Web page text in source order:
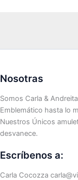
Nosotras
Somos Carla &
Emblemático hasta lo
Nuestros Únicos
desvanece.
Escríbenos a:
Carla Cocozza